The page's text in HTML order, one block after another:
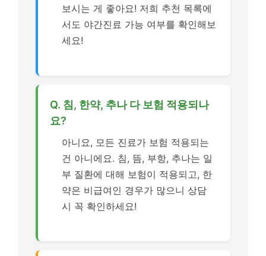
보시는 게 좋아요! 저희 추천 목록에
서도 야간진료 가능 여부를 확인해보
세요!
Q. 침, 한약, 추나 다 보험 적용되나
요?
아니요, 모든 진료가 보험 적용되는
건 아니에요. 침, 뜸, 부항, 추나는 일
부 질환에 대해 보험이 적용되고, 한
약은 비급여인 경우가 많으니 상담
시 꼭 확인하세요!